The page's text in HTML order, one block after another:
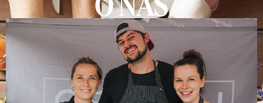
O NÁS